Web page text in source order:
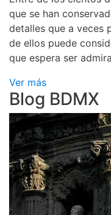
que se han
detalles que a veces
de ellos puede
que espera ser
Ver más
Blog BDMX